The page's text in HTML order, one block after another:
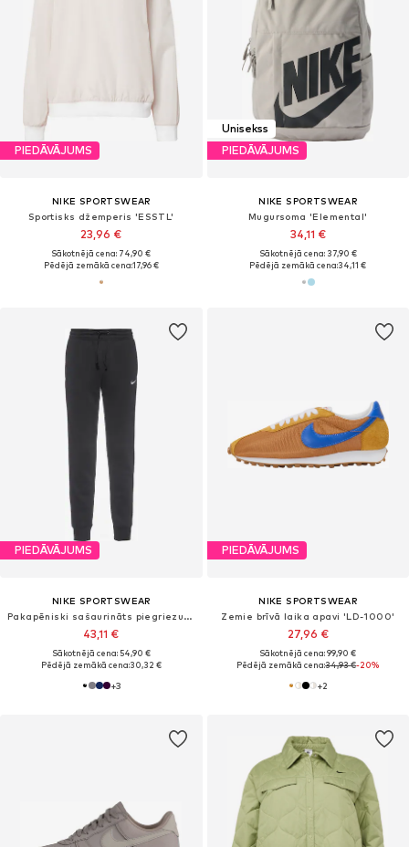
PIEDĀVĀJUMS
NIKE SPORTSWEAR
Sportisks džemperis 'ESSTL'
23,96 €
Sākotnējā cena: 74,90 €
Pēdējā zemākā cena:17,96 €
Unisekss
PIEDĀVĀJUMS
NIKE SPORTSWEAR
Mugursoma 'Elemental'
34,11 €
Sākotnējā cena: 37,90 €
Pēdējā zemākā cena:34,11 €
PIEDĀVĀJUMS
NIKE SPORTSWEAR
Pakapēniski sašaurināts piegriezums Bikses 'Phoenix'
43,11 €
Sākotnējā cena: 54,90 €
Pēdējā zemākā cena:30,32 €
+3
PIEDĀVĀJUMS
NIKE SPORTSWEAR
Zemie brīvā laika apavi 'LD-1000'
27,96 €
Sākotnējā cena: 99,90 €
Pēdējā zemākā cena:34,93 €-20%
+2